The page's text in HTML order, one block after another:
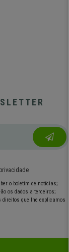
o boletim de notícias;
os dados a terceiros;
que lhe explicamos